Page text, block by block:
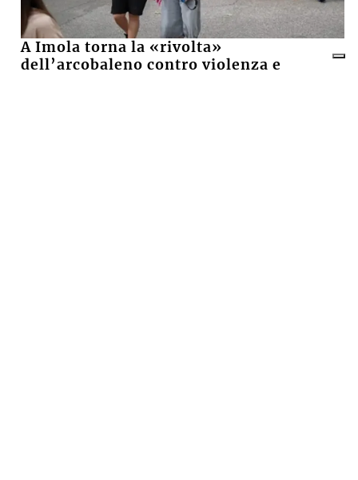
A Imola torna la «rivolta»
dell’arcobaleno contro violenza e